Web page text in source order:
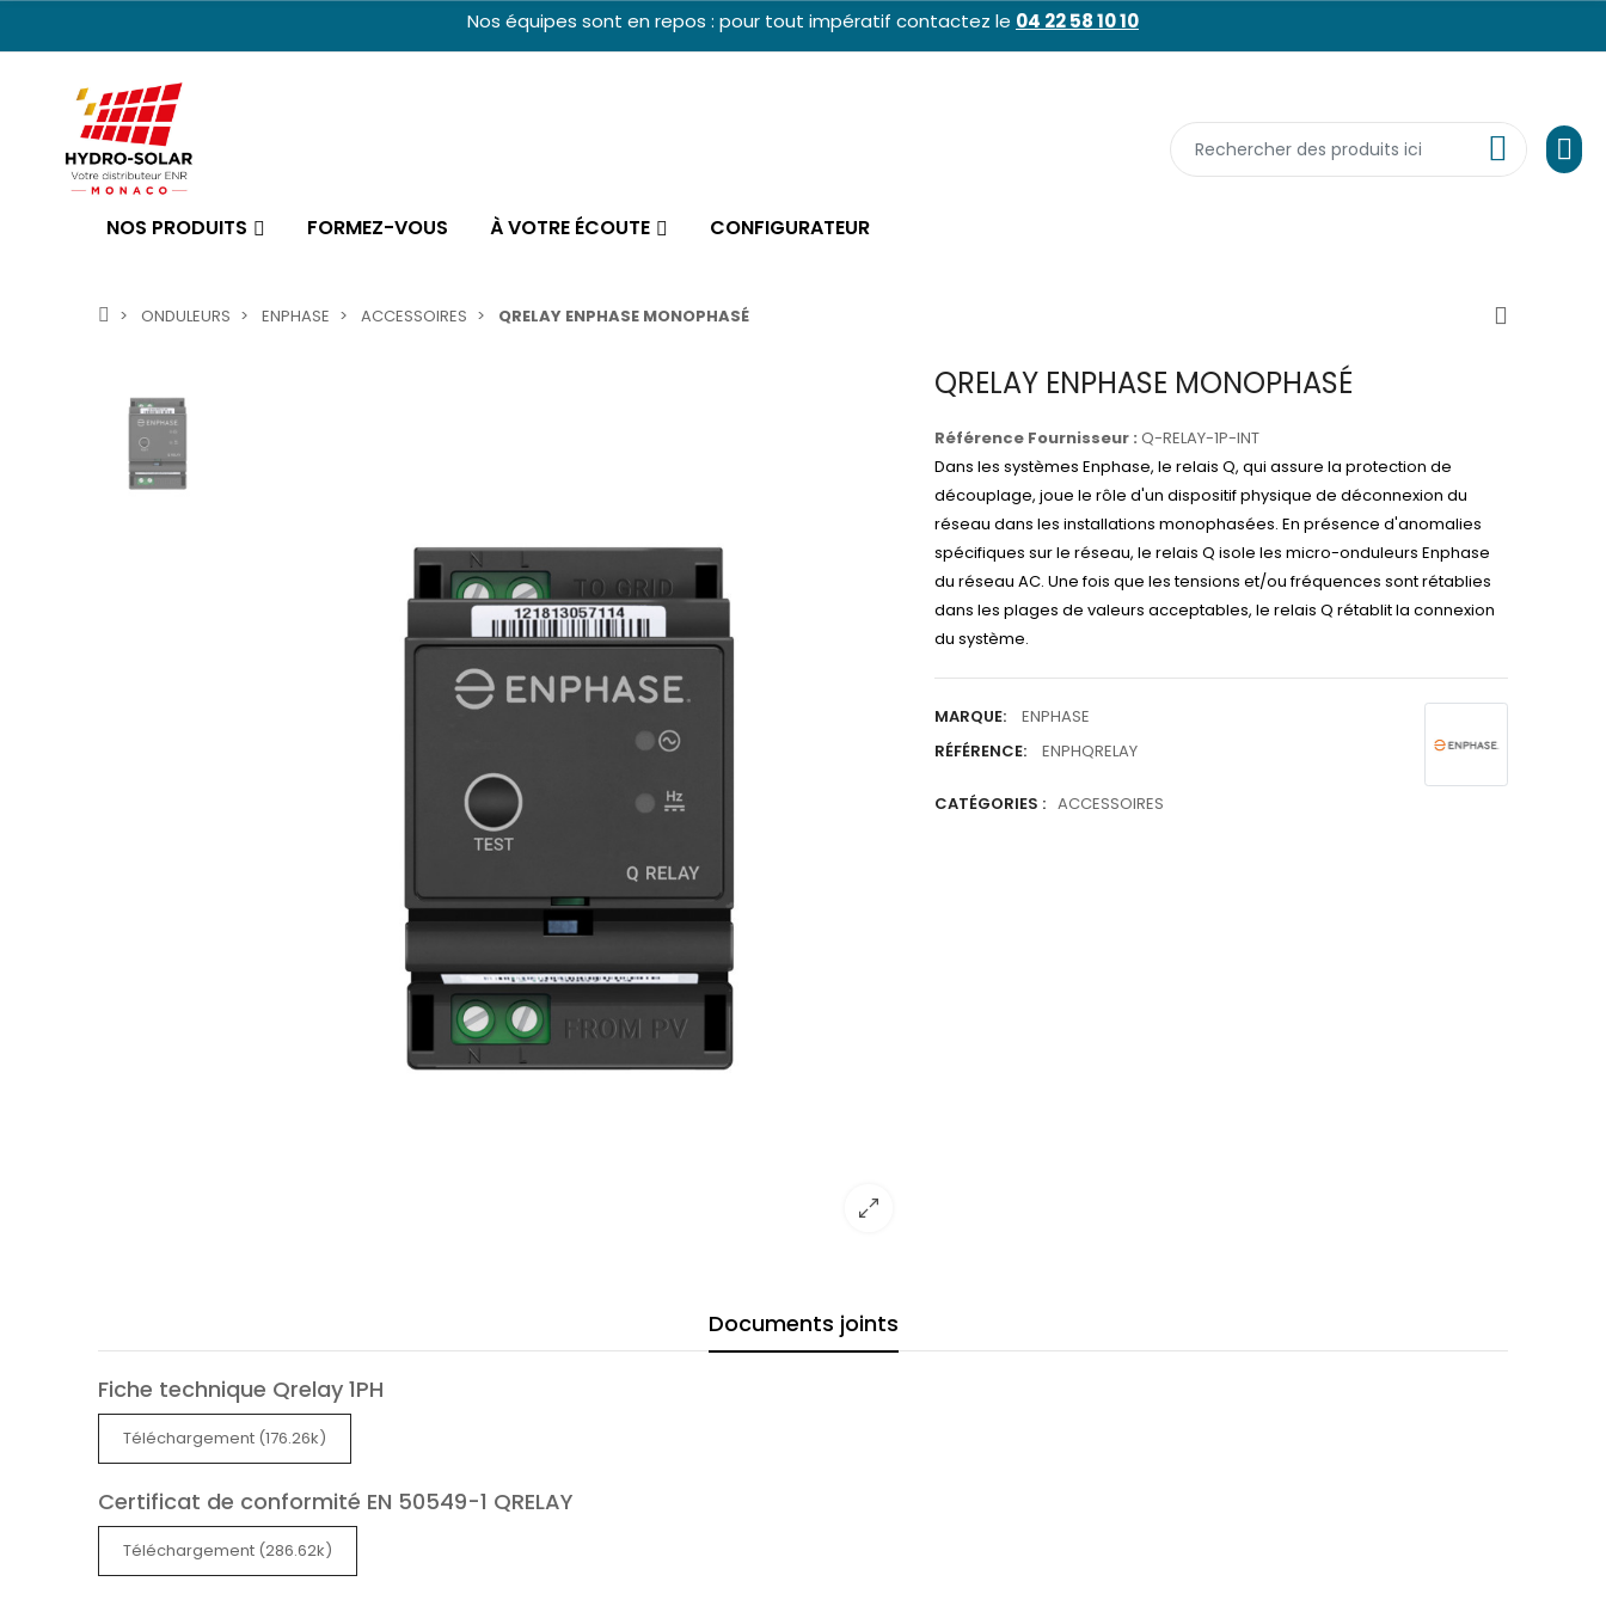
Nos équipes sont en repos : pour tout impératif contactez le 04 22 58 10 10
NOS PRODUITS FORMEZ-VOUS À VOTRE ÉCOUTE CONFIGURATEUR
ONDULEURS ENPHASE ACCESSOIRES QRELAY ENPHASE MONOPHASÉ
QRELAY ENPHASE MONOPHASÉ
Référence Fournisseur : Q-RELAY-1P-INT
Dans les systèmes Enphase, le relais Q, qui assure la protection de
découplage, joue le rôle d'un dispositif physique de déconnexion du
réseau dans les installations monophasées. En présence d'anomalies
spécifiques sur le réseau, le relais Q isole les micro-onduleurs Enphase
du réseau AC. Une fois que les tensions et/ou fréquences sont rétablies
dans les plages de valeurs acceptables, le relais Q rétablit la connexion
du système.
MARQUE:
ENPHASE
RÉFÉRENCE:
ENPHQRELAY
CATÉGORIES : ACCESSOIRES
Documents joints
Fiche technique Qrelay 1PH
Téléchargement (176.26k)
Certificat de conformité EN 50549-1 QRELAY
Téléchargement (286.62k)